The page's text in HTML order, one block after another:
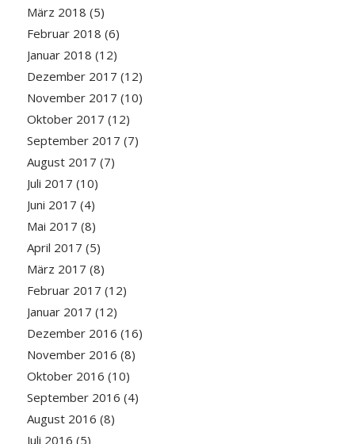
März 2018 (5)
Februar 2018 (6)
Januar 2018 (12)
Dezember 2017 (12)
November 2017 (10)
Oktober 2017 (12)
September 2017 (7)
August 2017 (7)
Juli 2017 (10)
Juni 2017 (4)
Mai 2017 (8)
April 2017 (5)
März 2017 (8)
Februar 2017 (12)
Januar 2017 (12)
Dezember 2016 (16)
November 2016 (8)
Oktober 2016 (10)
September 2016 (4)
August 2016 (8)
Juli 2016 (5)